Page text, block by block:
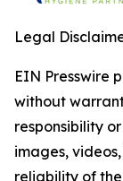
Legal
EIN Presswire
without
responsibility
images,
reliability of